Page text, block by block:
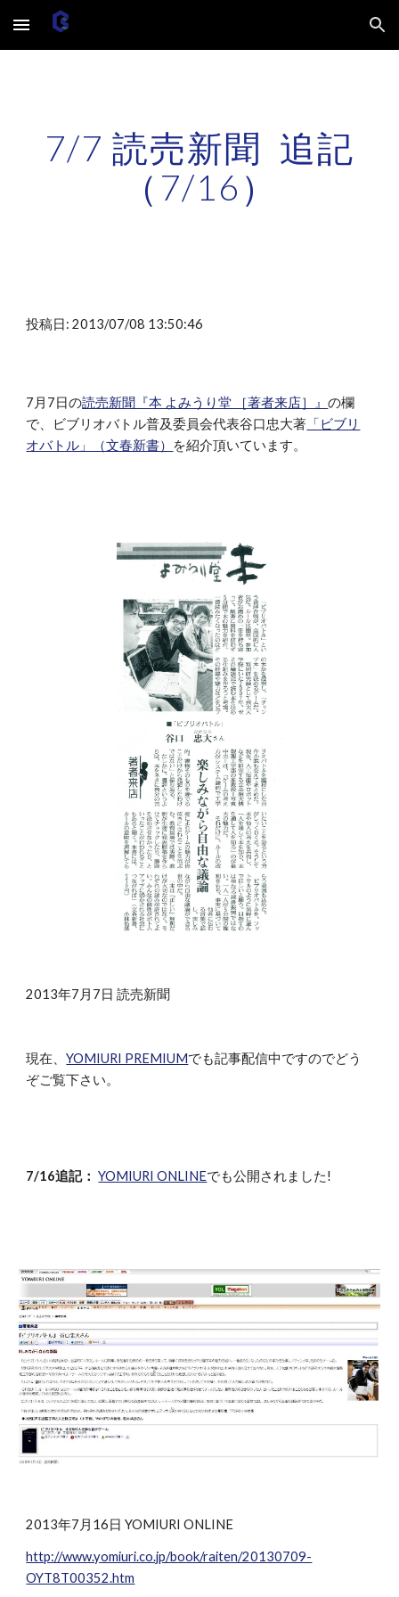
Skip to main content Skip to navigation
7/7 読売新聞 追記
（7/16）
投稿日: 2013/07/08 13:50:46
7月7日の読売新聞『本 よみうり堂 ［著者来店］』の欄
で、ビブリオバトル普及委員会代表谷口忠大著 「ビブリ
オバトル」（文春新書） を紹介頂いています。
2013年7月7日 読売新聞
現在、YOMIURI PREMIUMでも記事配信中ですのでどう
ぞご覧下さい。
7/16追記：YOMIURI ONLINEでも公開されました!
2013年7月16日 YOMIURI ONLINE
http://www.yomiuri.co.jp/book/raiten/20130709-
OYT8T00352.htm